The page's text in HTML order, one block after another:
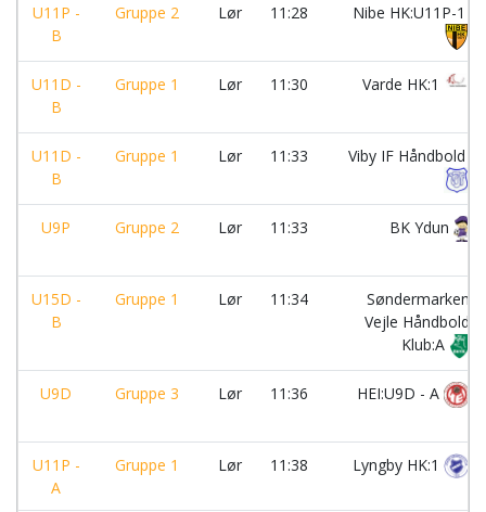
U11P -
B
Gruppe 2 Lør 11:28 Nibe HK:U11P-1
U11D -
B
Gruppe 1 Lør 11:30 Varde HK:1
U11D -
B
Gruppe 1 Lør 11:33 Viby IF Håndbold
U9P Gruppe 2 Lør 11:33 BK Ydun
U15D -
B
Gruppe 1 Lør 11:34
Søndermarken
Vejle Håndbold
Klub:A
U9D Gruppe 3 Lør 11:36 HEI:U9D - A
U11P -
A
Gruppe 1 Lør 11:38 Lyngby HK:1